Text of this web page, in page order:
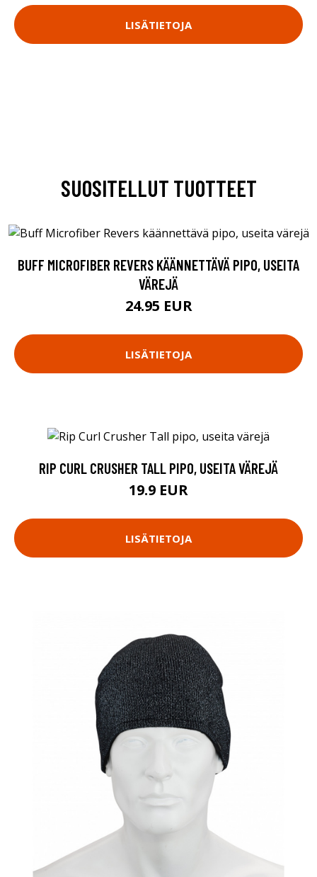
LISÄTIETOJA
SUOSITELLUT TUOTTEET
BUFF MICROFIBER REVERS KÄÄNNETTÄVÄ PIPO, USEITA
VÄREJÄ
24.95 EUR
LISÄTIETOJA
RIP CURL CRUSHER TALL PIPO, USEITA VÄREJÄ
19.9 EUR
LISÄTIETOJA